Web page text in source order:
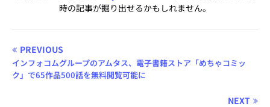
時の記事が掘り出せるかもしれません。
PREVIOUS
インフォコムグループのアムタス、電子書籍ストア「めちゃコミッ
ク」で65作品500話を無料閲覧可能に
NEXT